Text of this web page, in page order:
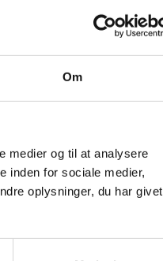
Om
medier og til at analysere
inden for sociale medier,
oplysninger, du har givet